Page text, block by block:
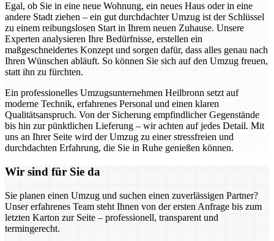
Egal, ob Sie in eine neue Wohnung, ein neues Haus oder in eine
andere Stadt ziehen – ein gut durchdachter Umzug ist der Schlüssel
zu einem reibungslosen Start in Ihrem neuen Zuhause. Unsere
Experten analysieren Ihre Bedürfnisse, erstellen ein
maßgeschneidertes Konzept und sorgen dafür, dass alles genau nach
Ihren Wünschen abläuft. So können Sie sich auf den Umzug freuen,
statt ihn zu fürchten.
Ein professionelles Umzugsunternehmen Heilbronn setzt auf
moderne Technik, erfahrenes Personal und einen klaren
Qualitätsanspruch. Von der Sicherung empfindlicher Gegenstände
bis hin zur pünktlichen Lieferung – wir achten auf jedes Detail. Mit
uns an Ihrer Seite wird der Umzug zu einer stressfreien und
durchdachten Erfahrung, die Sie in Ruhe genießen können.
Wir sind für Sie da
Sie planen einen Umzug und suchen einen zuverlässigen Partner?
Unser erfahrenes Team steht Ihnen von der ersten Anfrage bis zum
letzten Karton zur Seite – professionell, transparent und
termingerecht.